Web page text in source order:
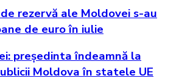
rezervă ale Moldovei s-au
de euro în iulie
președinta îndeamnă la
Moldova în statele UE